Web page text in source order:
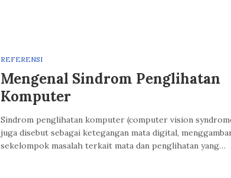
REFERENSI
Mengenal Sindrom Penglihatan
Komputer
Sindrom penglihatan komputer (computer vision
juga disebut sebagai ketegangan mata digital,
sekelompok masalah terkait mata dan penglihatan yang…